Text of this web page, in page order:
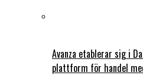
Avanza etablerar sig i
plattform för handel